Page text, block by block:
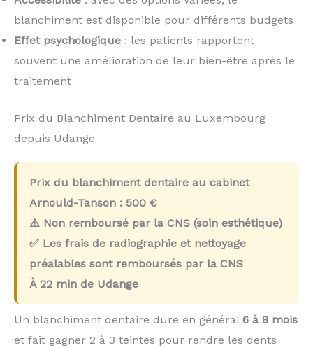
blanchiment est disponible pour différents budgets
Effet psychologique : les patients rapportent
souvent une amélioration de leur bien-être après le
traitement
Prix du Blanchiment Dentaire au Luxembourg
depuis Udange
Prix du blanchiment dentaire au cabinet
Arnould-Tanson : 500 €
⚠️ Non remboursé par la CNS (soin esthétique)
✅ Les frais de radiographie et nettoyage
préalables sont remboursés par la CNS
À 22 min de Udange
Un blanchiment dentaire dure en général 6 à 8 mois
et fait gagner 2 à 3 teintes pour rendre les dents